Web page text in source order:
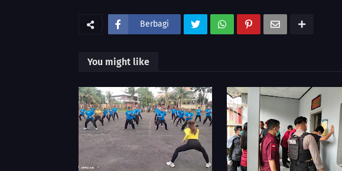
Berbagi
You might like